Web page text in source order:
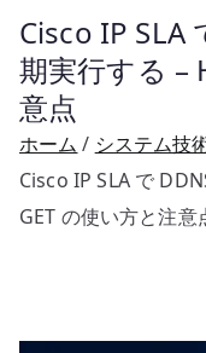
Cisco IP SLA
期実行する –
意点
ホーム システム技
Cisco IP SLA で
GET の使い方と注意